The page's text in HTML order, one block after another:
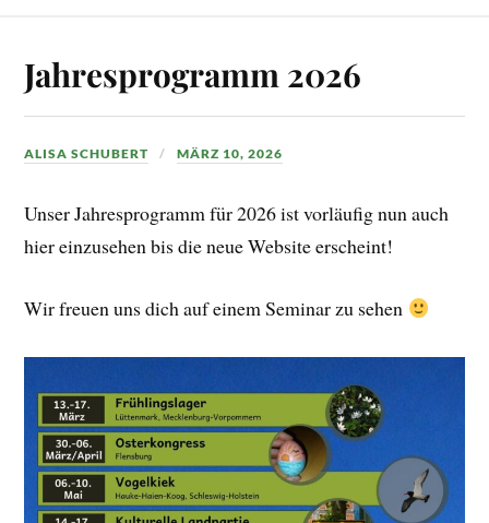
Jahresprogramm 2026
ALISA SCHUBERT MÄRZ 10, 2026
Unser Jahresprogramm für 2026 ist vorläufig nun auch
hier einzusehen bis die neue Website erscheint!
Wir freuen uns dich auf einem Seminar zu sehen